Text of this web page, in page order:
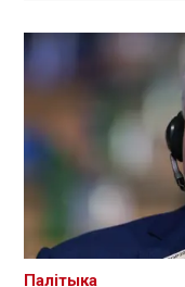
Палітыка